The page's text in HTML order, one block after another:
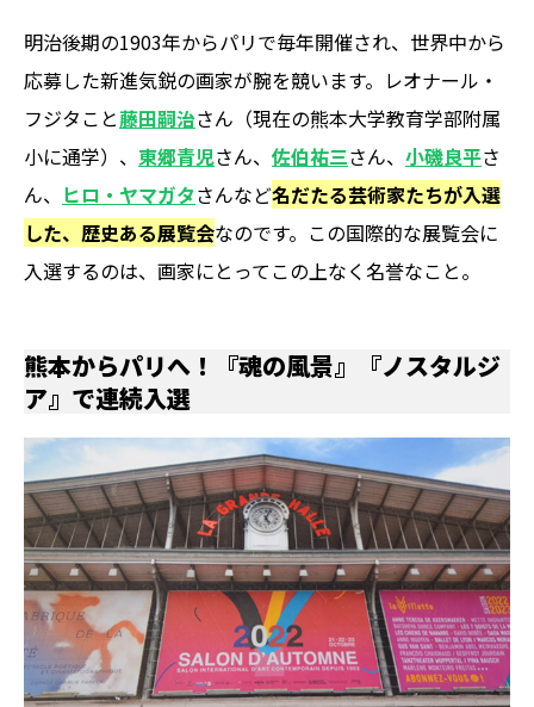
明治後期の1903年からパリで毎年開催され、世界中から
応募した新進気鋭の画家が腕を競います。レオナール・
フジタこと藤田嗣治さん（現在の熊本大学教育学部附属
小に通学）、 東郷青児さん、 佐伯祐三さん、 小磯良平さ
ん、 ヒロ・ヤマガタさんなど名だたる芸術家たちが入選
した、歴史ある展覧会なのです。この国際的な展覧会に
入選するのは、画家にとってこの上なく名誉なこと。
熊本からパリへ！『魂の風景』『ノスタルジ
ア』で連続入選